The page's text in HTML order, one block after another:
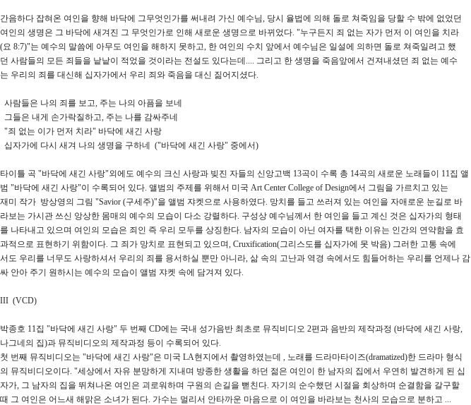
간음하다 잡혀온 여인을 향해 바닥에 그무엇인가를 써내려 가신 예수님, 당시 율법에 의해 돌로 쳐죽임을 당할 수 밖에 없었던
여인의 생명은 그 바닥에 새겨진 그 무엇인가로 인해 새로운 생명으로 바뀌었다. "누구든지 죄 없는 자가 먼저 이 여인을 치라
(요 8:7)"는 예수의 말씀에 아무도 여인을 해하지 못하고, 한 여인의 수치 앞에서 예수님은 일설에 의하면 돌로 쳐죽일려고 했
던 사람들의 모든 죄들을 낱낱이 적었을 것이라는 전설도 있다는데.... 그리고 한 생명을 죽음앞에서 건져내셨던 죄 없는 예수
는 우리의 죄를 대신해 십자가에서 우리 죄와 죽음을 대신 짊어지셨다.
사람들은 나의 죄를 보고, 주는 나의 아픔을 보네
그들은 내게 손가락질하고, 주는 나를 감싸주네
"죄 없는 이가 먼저 치라" 바닥에 새긴 사랑
십자가에 다시 새겨 나의 생명을 구하네 ("바닥에 새긴 사랑" 중에서)
타이틀 곡 "바닥에 새긴 사랑"외에도 예수의 크신 사랑과 빚진 자들의 신앙고백 13곡이 수록 총 14곡의 새로운 노래들이 11집 앨
범 "바닥에 새긴 사랑"이 수록되어 있다. 앨범의 주제를 위해서 미국 Art Center College of Design에서 그림을 가르치고 있는
재미 작가 방상영의 그림 "Savior (구세주)"을 앨범 쟈켓으로 사용하였다. 망치를 들고 쓰러져 있는 여인을 자애로운 눈길로 바
라보는 가시관 쓰신 앙상한 몸매의 예수의 모습이 다소 강렬하다. 구성상 예수님께서 한 여인을 들고 계신 것은 십자가의 형태
를 나타내고 있으며 여인의 모습은 죄인 즉 우리 모두를 상징한다. 남자의 모습이 아닌 여자를 택한 이유는 인간의 연약함을 효
과적으로 표현하기 위함이다. 그 죄가 망치로 표현되고 있으며, Cruxification(그리스도를 십자가에 못 박음) 그러한 고통 속에
서도 우리를 너무도 사랑하셔서 우리의 죄를 용서하실 뿐만 아니라, 삶 속의 고난과 역경 속에서도 힘들어하는 우리를 언제나 감
싸 안아 주기 원하시는 예수의 모습이 앨범 쟈켓 속에 담겨져 있다.
III (VCD)
박종호 11집 "바닥에 새긴 사랑" 두 번째 CD에는 국내 성가음반 최초로 뮤직비디오 2편과 음반의 제작과정 (바닥에 새긴 사랑,
나그네의 집)과 뮤직비디오의 제작과정 등이 수록되어 있다.
첫 번째 뮤직비디오는 "바닥에 새긴 사랑"은 미국 LA현지에서 촬영하였는데 , 노래를 드라마타이즈(dramatized)한 드라마 형식
의 뮤직비디오이다. "세상에서 자유 분망하게 지내며 방종한 생활을 하던 젊은 여인이 한 남자의 집에서 우연히 발견하게 된 십
자가, 그 남자의 집을 뛰쳐나온 여인은 괴로워하며 구원의 손길을 뻗친다. 자기의 순수했던 시절을 회상하며 순결함을 갈구할
때 그 여인은 어느새 해맑은 소녀가 된다. 가수는 멀리서 안타까운 마음으로 이 여인을 바라보는 천사의 모습으로 분하고 ...